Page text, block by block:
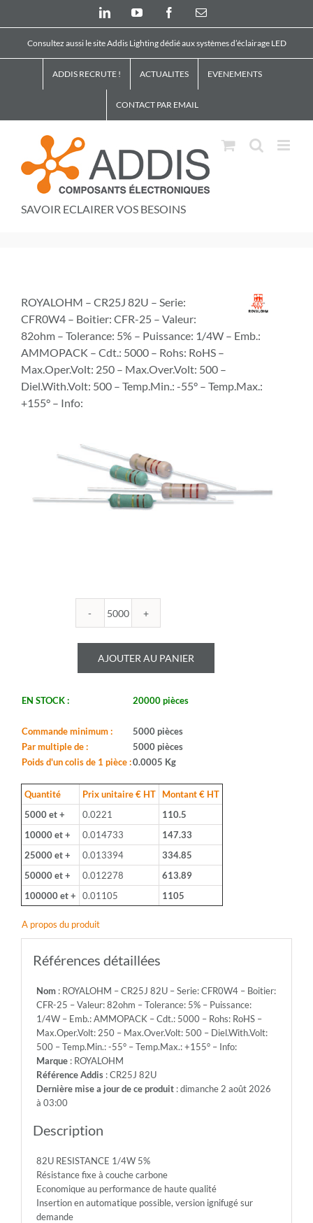
LinkedInYouTube FacebookEmail
Consultez aussi le site Addis Lighting dédié aux systèmes d’éclairage LED
ADDIS RECRUTE ! ACTUALITES EVENEMENTS
CONTACT PAR EMAIL
SAVOIR ECLAIRER VOS BESOINS
ROYALOHM – CR25J 82U – Serie:
CFR0W4 – Boitier: CFR-25 – Valeur:
82ohm – Tolerance: 5% – Puissance: 1/4W – Emb.:
AMMOPACK – Cdt.: 5000 – Rohs: RoHS –
Max.Oper.Volt: 250 – Max.Over.Volt: 500 –
Diel.With.Volt: 500 – Temp.Min.: -55° – Temp.Max.:
+155° – Info:
quantité
-
CR25J
CFR0W4
Boitier:
25
-
82ohm
-
Tolerance:
5%
-
Puissance:
Emb.:
AMMOPACK
-
5000
-
Rohs:
RoHS
-
Max.Oper.Volt:
250
-
500
-
Temp.Min.:
-55°
AJOUTER AU PANIER
EN STOCK : 20000 pièces
Commande minimum :
5000 pièces
Par multiple de :
5000 pièces
Poids d'un colis de 1 pièce :0.0005 Kg
Quantité Prix unitaire € HT
Montant € HT
5000 et +
0.0221
110.5
10000 et +
0.014733
147.33
25000 et +
0.013394
334.85
50000 et +
0.012278
613.89
100000 et +
0.01105 1105
A propos du produit
Références détaillées
Nom: ROYALOHM – CR25J 82U – Serie: CFR0W4 – Boitier:
CFR-25 – Valeur: 82ohm – Tolerance: 5% – Puissance:
1/4W – Emb.: AMMOPACK – Cdt.: 5000 – Rohs: RoHS –
Max.Oper.Volt: 250 – Max.Over.Volt: 500 – Diel.With.Volt:
500 – Temp.Min.: -55° – Temp.Max.: +155° – Info:
Marque: ROYALOHM
Référence Addis: CR25J 82U
Dernière mise a jour de ce produit: dimanche 2 août 2026
à 03:00
Description
82U RESISTANCE 1/4W 5%
Résistance fixe à couche carbone
Economique au performance de haute qualité
Insertion en automatique possible, version ignifugé sur
demande